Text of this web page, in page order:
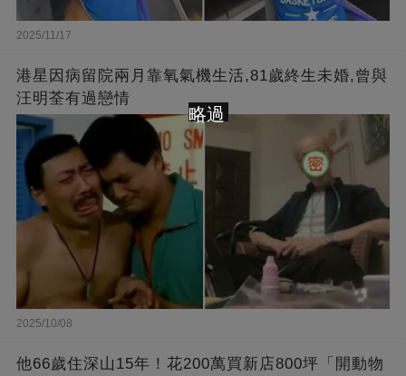
2025/11/17
港星因病留院兩月靠氧氣機生活,81歲終生未婚,曾與
汪明荃有過戀情
2025/10/08
他66歲住深山15年！花200萬買新店800坪「開動物
略過